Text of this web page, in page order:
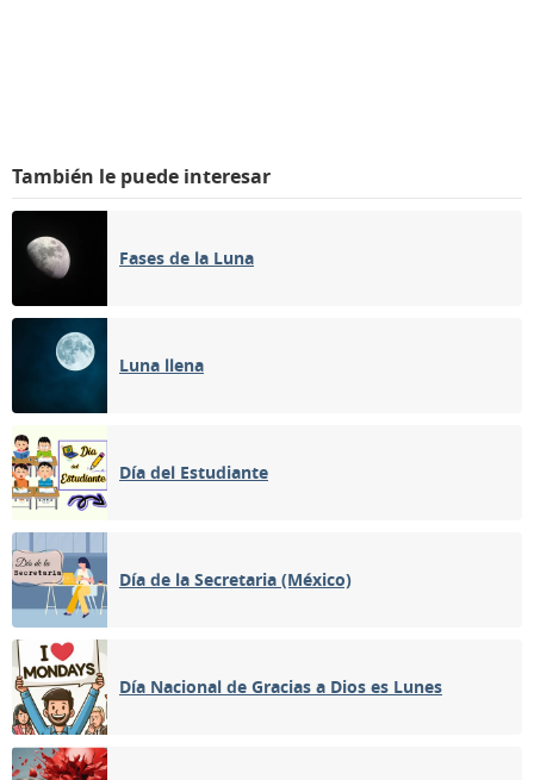
También le puede interesar
Fases de la Luna
Luna llena
Día del Estudiante
Día de la Secretaria (México)
Día Nacional de Gracias a Dios es Lunes